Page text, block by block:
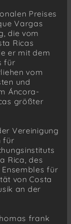
Preises
Vargas
die vom
Ricas
er mit dem
für
vom
und
Áncora-
größter
Vereinigung
für
Rica, des
für
von Costa
an der
frank